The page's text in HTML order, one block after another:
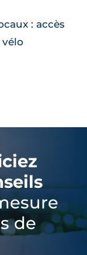
: accès
de